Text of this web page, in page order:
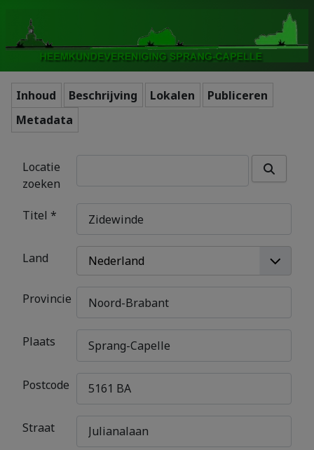
Inhoud
Locatie
zoeken
Titel *
Land
Provincie
Plaats
Postcode
Straat
Beschrijving Lokalen
Publiceren
Metadata